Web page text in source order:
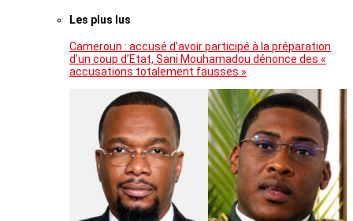
Les plus lus
Cameroun : accusé d’avoir participé à la préparation
d’un coup d’Etat, Sani Mouhamadou dénonce des «
accusations totalement fausses »